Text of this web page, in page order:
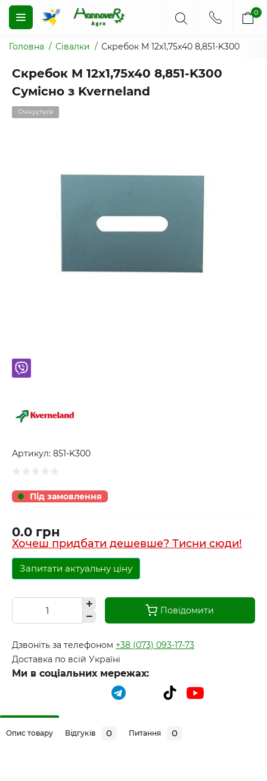
0
Головна Сівалки Скребок M 12x1,75x40 8,851-K300
Скребок M 12x1,75x40 8,851-K300
Сумісно з Kverneland
Очікується
Артикул: 851-K300
Під замовлення
0.0 грн
Хочеш придбати дешевше? Тисни сюди!
Запитати актуальну ціну
Повідомити
Дзвоніть за телефоном +38 (073) 093-17-73
Доставка по всій Україні
Ми в соціальних мережах:
Опис товару Відгуків 0 Питання 0